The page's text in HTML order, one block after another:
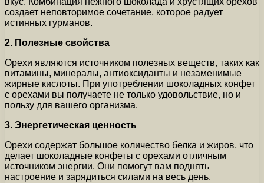
создает неповторимое сочетание, которое радует
истинных гурманов.
2. Полезные свойства
Орехи являются источником полезных веществ, таких как
витамины, минералы, антиоксиданты и незаменимые
жирные кислоты. При употреблении шоколадных конфет
с орехами вы получаете не только удовольствие, но и
пользу для вашего организма.
3. Энергетическая ценность
Орехи содержат большое количество белка и жиров, что
делает шоколадные конфеты с орехами отличным
источником энергии. Они помогут вам поднять
настроение и зарядиться силами на весь день.